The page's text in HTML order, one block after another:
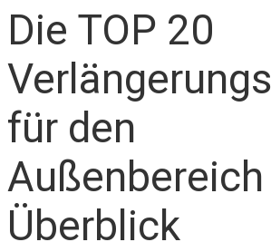
Die TOP 20
für den
Überblick